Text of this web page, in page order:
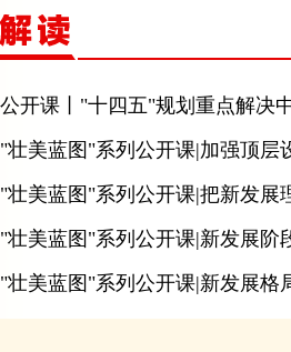
公开课丨"十四五"规划重点解决
"壮美蓝图"系列公开课|加强顶层
"壮美蓝图"系列公开课|把新发展
"壮美蓝图"系列公开课|新发展阶
"壮美蓝图"系列公开课|新发展格